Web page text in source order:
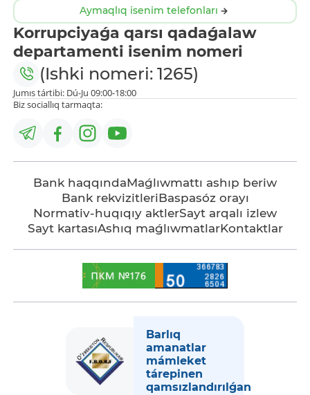
Aymaqlıq isenim telefonları
Korrupciyaǵa qarsı qadaǵalaw
departamenti isenim nomeri
(Ishki nomeri: 1265)
Jumıs tártibi: Dú-Ju 09:00-18:00
Biz sociallıq tarmaqta:
Bank haqqındaMaǵlıwmattı ashıp beriw
Bank rekvizitleriBaspasóz orayı
Normativ-huqıqıy aktlerSayt arqalı izlew
Sayt kartasıAshıq maǵlıwmatlarKontaktlar
Barlıq
amanatlar
mámleket
tárepinen
qamsızlandırılǵan